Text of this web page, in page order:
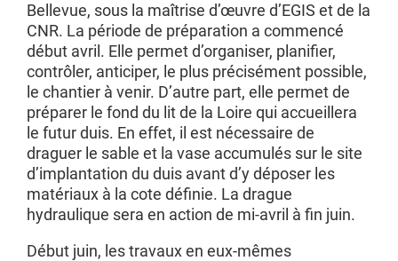
Bellevue, sous la maîtrise d’œuvre d’EGIS et de la
CNR. La période de préparation a commencé
début avril. Elle permet d’organiser, planifier,
contrôler, anticiper, le plus précisément possible,
le chantier à venir. D’autre part, elle permet de
préparer le fond du lit de la Loire qui accueillera
le futur duis. En effet, il est nécessaire de
draguer le sable et la vase accumulés sur le site
d’implantation du duis avant d’y déposer les
matériaux à la cote définie. La drague
hydraulique sera en action de mi-avril à fin juin.
Début juin, les travaux en eux-mêmes